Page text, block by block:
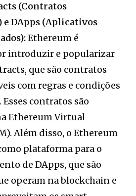
(Contratos
DApps (Aplicativos
Ethereum é
introduzir e popularizar
que são contratos
com regras e condições
contratos são
Ethereum Virtual
Além disso, o Ethereum
plataforma para o
de DApps, que são
operam na blockchain e